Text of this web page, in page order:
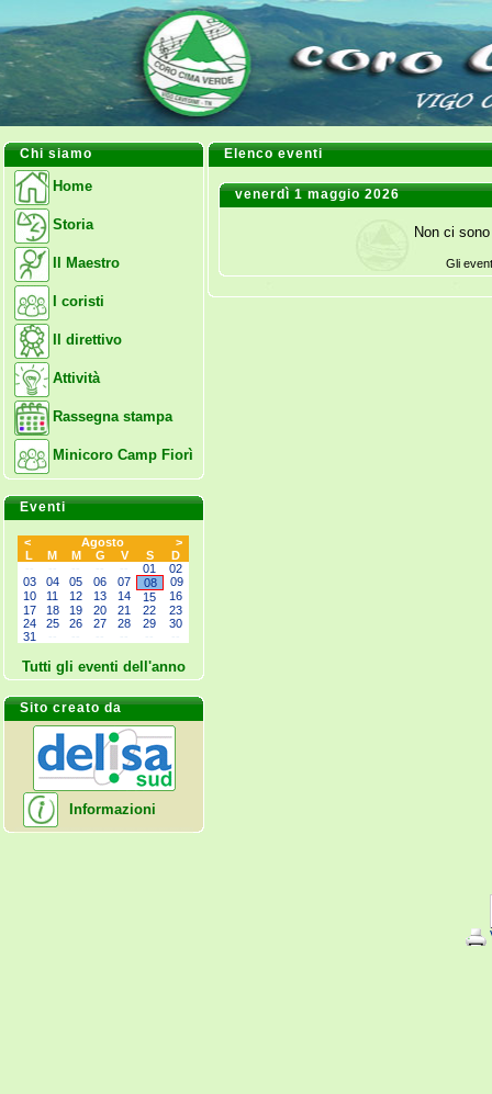
Chi siamo
Home
Storia
Il Maestro
I coristi
Il direttivo
Attività
Rassegna stampa
Minicoro Camp Fiorì
Eventi
< Agosto
>
L
M M G V S
D
01
02
03
04 05 06 07 08
09
10
11 12 13 14 15
16
17
18 19 20 21 22
23
24
25 26 27 28 29
30
31
Tutti gli eventi dell'anno
Sito creato da
Informazioni
Elenco eventi
venerdì 1 maggio 2026
Non ci
Gli